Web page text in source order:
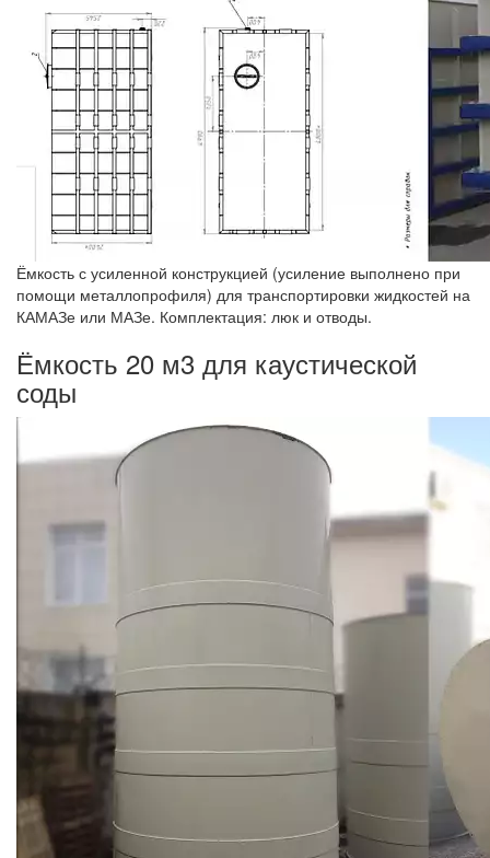
Ёмкость с усиленной конструкцией (усиление выполнено при
помощи металлопрофиля) для транспортировки жидкостей на
КАМАЗе или МАЗе. Комплектация: люк и отводы.
Ёмкость 20 м3 для каустической
соды